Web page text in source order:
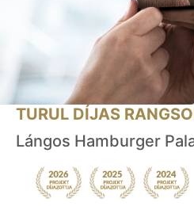
TURUL DÍJAS
Lángos Hamburger